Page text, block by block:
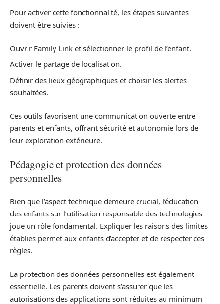
Pour activer cette fonctionnalité, les étapes suivantes
doivent être suivies :
Ouvrir Family Link et sélectionner le profil de l’enfant.
Activer le partage de localisation.
Définir des lieux géographiques et choisir les alertes
souhaitées.
Ces outils favorisent une communication ouverte entre
parents et enfants, offrant sécurité et autonomie lors de
leur exploration extérieure.
Pédagogie et protection des données
personnelles
Bien que l’aspect technique demeure crucial, l’éducation
des enfants sur l’utilisation responsable des technologies
joue un rôle fondamental. Expliquer les raisons des limites
établies permet aux enfants d’accepter et de respecter ces
règles.
La protection des données personnelles est également
essentielle. Les parents doivent s’assurer que les
autorisations des applications sont réduites au minimum